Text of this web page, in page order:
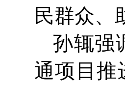
民群众、
孙辄强
通项目推